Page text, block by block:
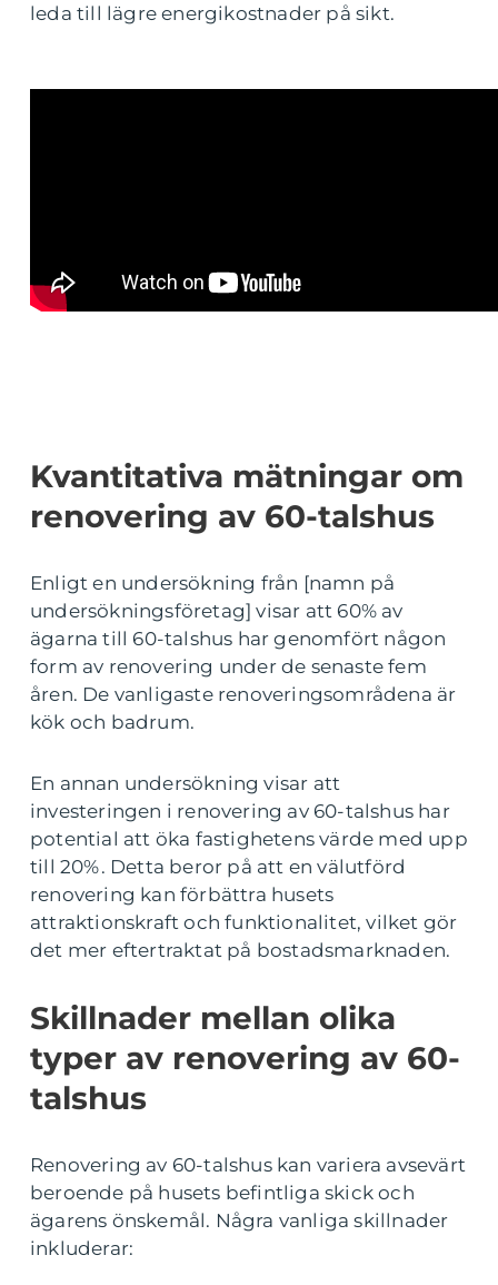
leda till lägre energikostnader på sikt.
Kvantitativa mätningar om
renovering av 60-talshus
Enligt en undersökning från [namn på
undersökningsföretag] visar att 60% av
ägarna till 60-talshus har genomfört någon
form av renovering under de senaste fem
åren. De vanligaste renoveringsområdena är
kök och badrum.
En annan undersökning visar att
investeringen i renovering av 60-talshus har
potential att öka fastighetens värde med upp
till 20%. Detta beror på att en välutförd
renovering kan förbättra husets
attraktionskraft och funktionalitet, vilket gör
det mer eftertraktat på bostadsmarknaden.
Skillnader mellan olika
typer av renovering av 60-
talshus
Renovering av 60-talshus kan variera avsevärt
beroende på husets befintliga skick och
ägarens önskemål. Några vanliga skillnader
inkluderar: